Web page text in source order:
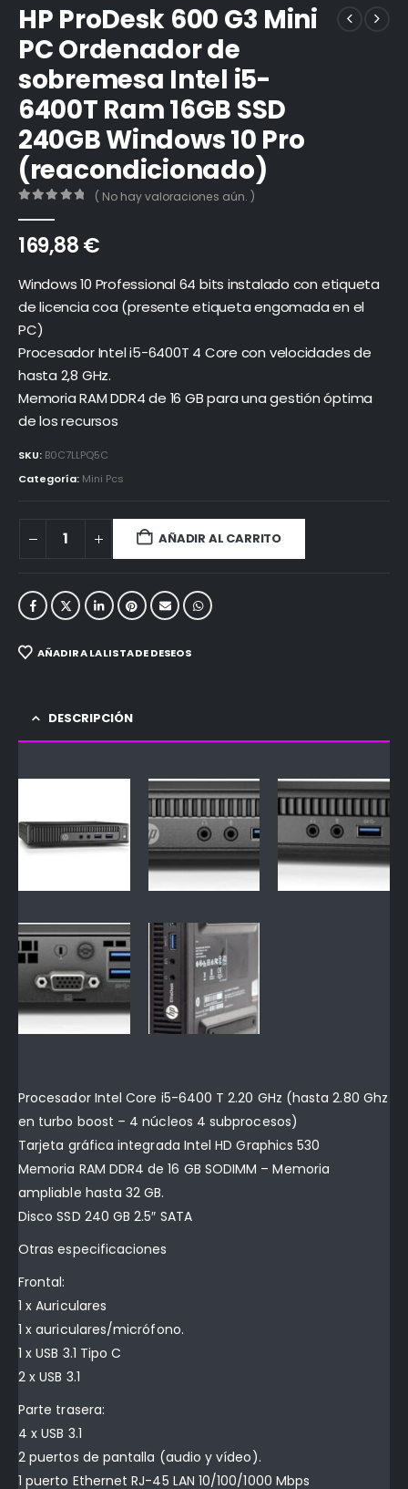
HP ProDesk 600 G3 Mini
PC Ordenador de
sobremesa Intel i5-
6400T Ram 16GB SSD
240GB Windows 10 Pro
(reacondicionado)
( No hay valoraciones aún. )
169,88€
Windows 10 Professional 64 bits instalado con etiqueta
de licencia coa (presente etiqueta engomada en el
PC)
Procesador Intel i5-6400T 4 Core con velocidades de
hasta 2,8 GHz.
Memoria RAM DDR4 de 16 GB para una gestión óptima
de los recursos
SKU: B0C7LLPQ5C
Categoría: Mini Pcs
AÑADIR AL CARRITO
AÑADIR A LA LISTA DE DESEOS
DESCRIPCIÓN
Procesador Intel Core i5-6400 T 2.20 GHz (hasta 2.80 Ghz
en turbo boost – 4 núcleos 4 subprocesos)
Tarjeta gráfica integrada Intel HD Graphics 530
Memoria RAM DDR4 de 16 GB SODIMM – Memoria
ampliable hasta 32 GB.
Disco SSD 240 GB 2.5″ SATA
Otras especificaciones
Frontal:
1 x Auriculares
1 x auriculares/micrófono.
1 x USB 3.1 Tipo C
2 x USB 3.1
Parte trasera:
4 x USB 3.1
2 puertos de pantalla (audio y vídeo).
1 puerto Ethernet RJ-45 LAN 10/100/1000 Mbps